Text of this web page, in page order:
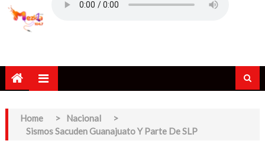
Home > Nacional
>
Sismos Sacuden Guanajuato Y Parte De SLP